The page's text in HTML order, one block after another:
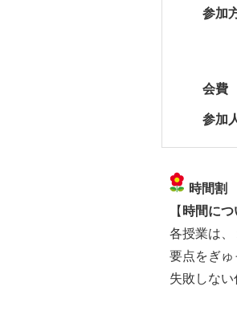
参加
会費
参加
時間割
【 時間につ
各授業は、
要点をぎゅ
失敗しな